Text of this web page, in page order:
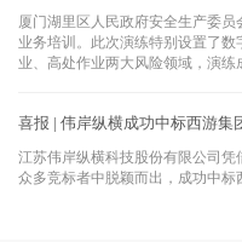
厦门湖里区人民政府安全生产委
业务培训。此次演练特别设置了
业、高处作业两大风险领域，演练
喜报 | 伟岸纵横成功中标西游集
江苏伟岸纵横科技股份有限公司
众多竞标者中脱颖而出，成功中标